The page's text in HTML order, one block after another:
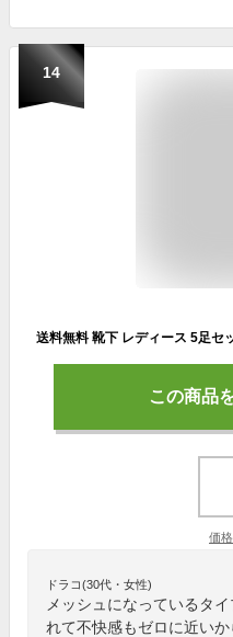
14
この商品
価
ドラコ(30代・女性)
メッシュになっているタ
れて不快感もゼロに近い